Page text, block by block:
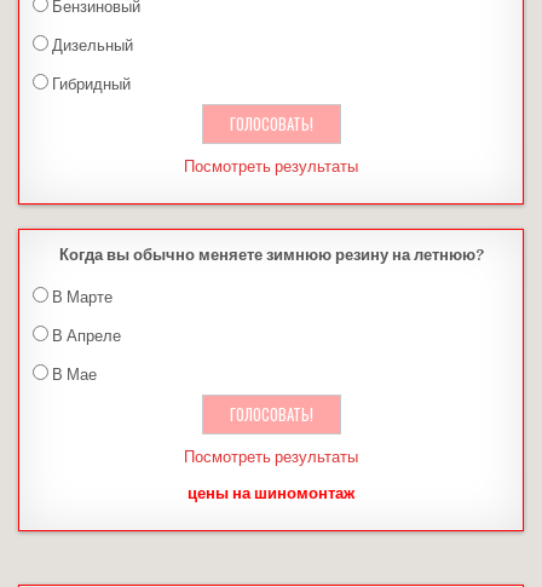
Бензиновый
Дизельный
Гибридный
Посмотреть результаты
Когда вы обычно меняете зимнюю резину на летнюю?
В Марте
В Апреле
В Мае
Посмотреть результаты
цены на шиномонтаж